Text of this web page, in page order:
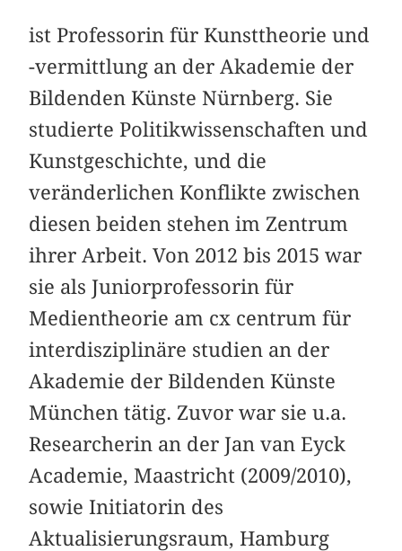
ist Professorin für Kunsttheorie und
-vermittlung an der Akademie der
Bildenden Künste Nürnberg. Sie
studierte Politikwissenschaften und
Kunstgeschichte, und die
veränderlichen Konflikte zwischen
diesen beiden stehen im Zentrum
ihrer Arbeit. Von 2012 bis 2015 war
sie als Juniorprofessorin für
Medientheorie am cx centrum für
interdisziplinäre studien an der
Akademie der Bildenden Künste
München tätig. Zuvor war sie u.a.
Researcherin an der Jan van Eyck
Academie, Maastricht (2009/2010),
sowie Initiatorin des
Aktualisierungsraum, Hamburg